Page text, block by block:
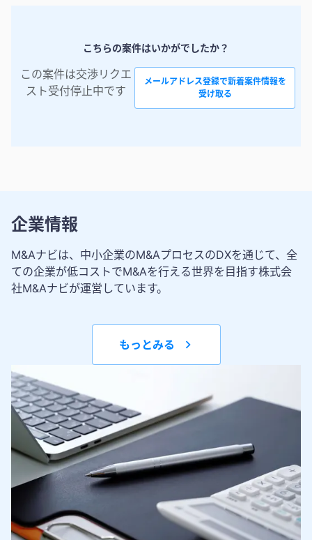
こちらの案件はいかがでしたか？
この案件は交渉リクエ
スト受付停止中です
メールアドレス登録で新着案件情報を
受け取る
企業情報
M&Aナビは、中小企業のM&AプロセスのDXを通じて、全
ての企業が低コストでM&Aを行える世界を目指す株式会
社M&Aナビが運営しています。
もっとみる